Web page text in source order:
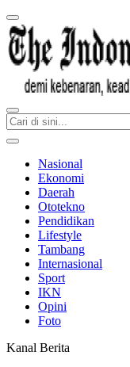
Nasional
Ekonomi
Daerah
Ototekno
Pendidikan
Lifestyle
Tambang
Internasional
Sport
IKN
Opini
Foto
Kanal Berita